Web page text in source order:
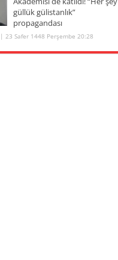
güllük gülistanlık”
propagandası
23 Safer 1448 Perşembe 20:28